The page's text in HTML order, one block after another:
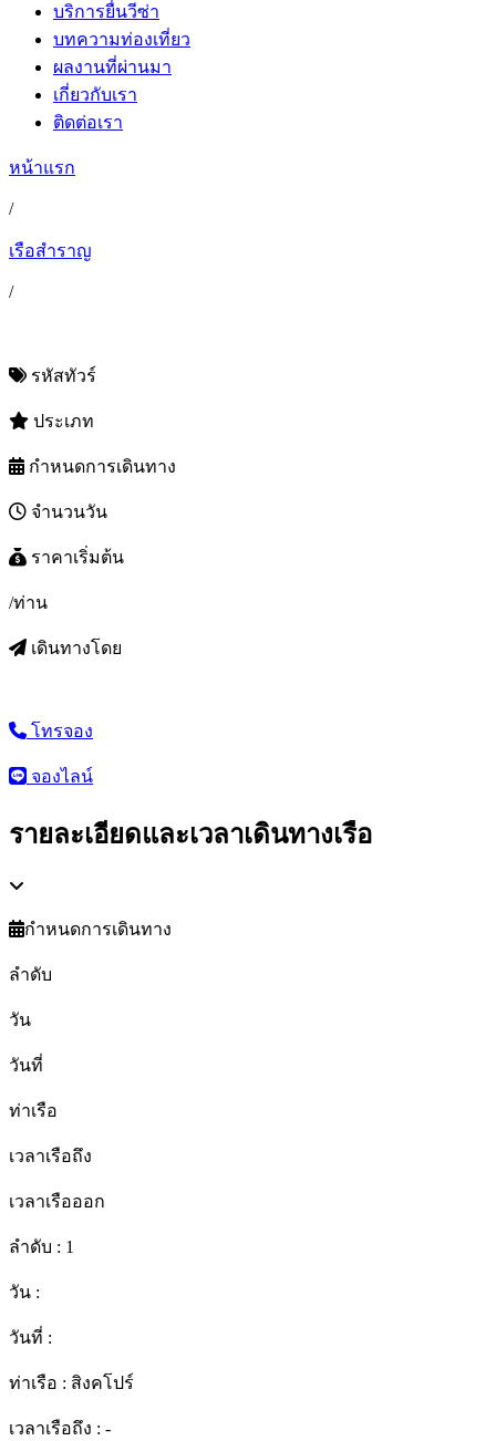
บริการยื่นวีซ่า
บทความท่องเที่ยว
ผลงานที่ผ่านมา
เกี่ยวกับเรา
ติดต่อเรา
หน้าแรก
/
เรือสำราญ
/
รหัสทัวร์
ประเภท
กำหนดการเดินทาง
จำนวนวัน
ราคาเริ่มต้น
/ท่าน
เดินทางโดย
โทรจอง
จองไลน์
รายละเอียดและเวลาเดินทางเรือ
กำหนดการเดินทาง
ลำดับ
วัน
วันที่
ท่าเรือ
เวลาเรือถึง
เวลาเรือออก
ลำดับ : 1
วัน :
วันที่ :
ท่าเรือ : สิงคโปร์
เวลาเรือถึง : -